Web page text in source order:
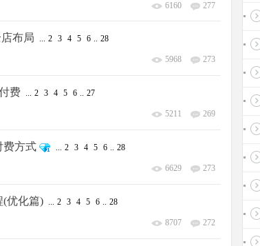
6160 277
布局 ... 2 3 4 5 6 .. 28
5968 273
费 ... 2 3 4 5 6 .. 27
5211 269
费方式 ... 2 3 4 5 6 .. 28
6629 273
(优化篇) ... 2 3 4 5 6 .. 28
8707 272